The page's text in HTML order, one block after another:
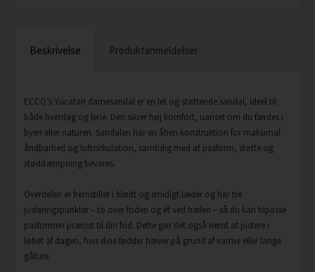
Beskrivelse Produktanmeldelser
ECCO’s Yucatan damesandal er en let og støttende sandal, ideel til
både hverdag og ferie. Den sikrer høj komfort, uanset om du færdes i
byen eller naturen. Sandalen har en åben konstruktion for maksimal
åndbarhed og luftcirkulation, samtidig med at pasform, støtte og
støddæmpning bevares.
Overdelen er fremstillet i blødt og smidigt læder og har tre
justeringspunkter – to over foden og ét ved hælen – så du kan tilpasse
pasformen præcist til din fod. Dette gør det også nemt at justere i
løbet af dagen, hvis dine fødder hæver på grund af varme eller lange
gåture.